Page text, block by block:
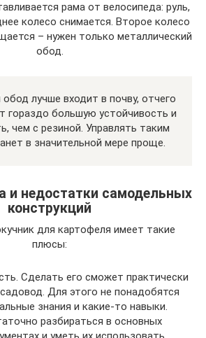
рама от велосипеда: руль,
колесо снимается. Второе колесо
– нужен только металлический
обод.
лучше входит в почву, отчего
гораздо большую устойчивость и
чем с резиной. Управлять таким
в значительной мере проще.
и недостатки самодельных
конструкций
для картофеля имеет такие
плюсы:
Сделать его сможет практически
Для этого не понадобятся
знания и какие-то навыки.
разбираться в основных